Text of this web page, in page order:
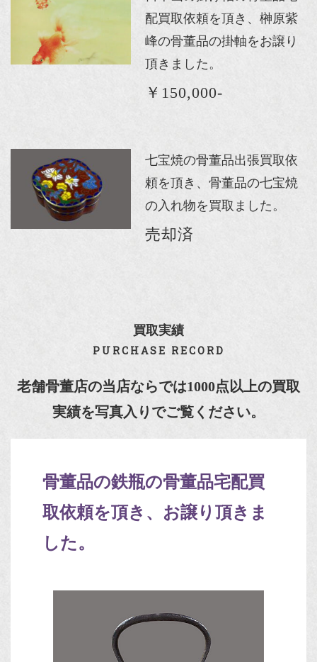
配買取依頼を頂き、榊原紫
峰の骨董品の掛軸をお譲り
頂きました。
￥150,000-
七宝焼の骨董品出張買取依
頼を頂き、骨董品の七宝焼
の入れ物を買取ました。
売却済
買取実績
PURCHASE RECORD
老舗骨董店の当店ならでは1000点以上の買取
実績を写真入りでご覧ください。
骨董品の鉄瓶の骨董品宅配買
取依頼を頂き、お譲り頂きま
した。